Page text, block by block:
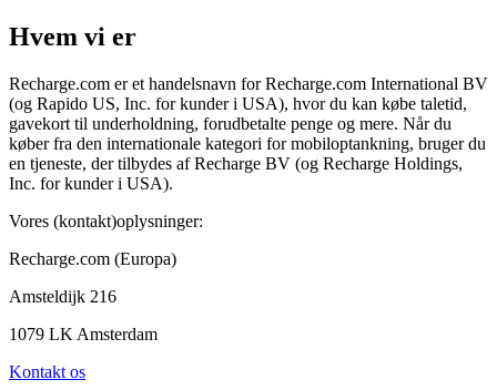
Hvem vi er
Recharge.com er et handelsnavn for Recharge.com International BV
(og Rapido US, Inc. for kunder i USA), hvor du kan købe taletid,
gavekort til underholdning, forudbetalte penge og mere. Når du
køber fra den internationale kategori for mobiloptankning, bruger du
en tjeneste, der tilbydes af Recharge BV (og Recharge Holdings,
Inc. for kunder i USA).
Vores (kontakt)oplysninger:
Recharge.com (Europa)
Amsteldijk 216
1079 LK Amsterdam
Kontakt os